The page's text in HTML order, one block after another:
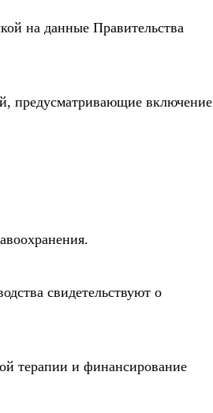
на данные Правительства
предусматривающие включение
свидетельствуют о
терапии и финансирование